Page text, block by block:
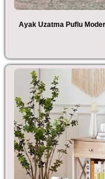
Ayak Uzatma Puflu